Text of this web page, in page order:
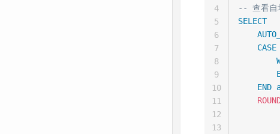
-- 查看自
SELECT
CASE
END
4
5
6
7
8
9
10
11
12
13